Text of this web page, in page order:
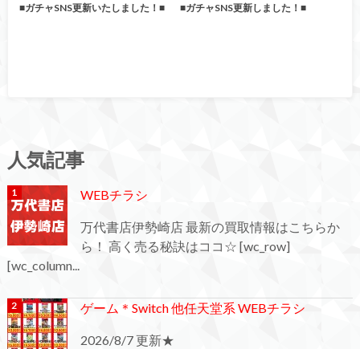
■ガチャSNS更新いたしました！■ ■ガチャSNS更新しました！■
人気記事
WEBチラシ
万代書店伊勢崎店 最新の買取情報はこちらか
ら！ 高く売る秘訣はココ☆ [wc_row]
[wc_column...
ゲーム＊Switch 他任天堂系 WEBチラシ
2026/8/7 更新★